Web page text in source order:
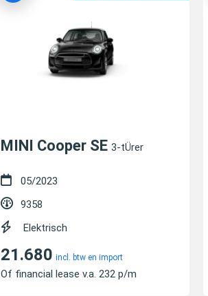
MINI Cooper SE 3-tÜrer
05/2023
9358
Elektrisch
21.680 incl. btw en import
Of financial lease v.a. 232 p/m